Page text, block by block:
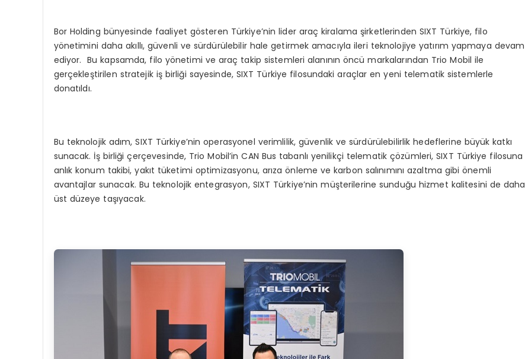
Bor Holding bünyesinde faaliyet gösteren Türkiye’nin lider araç kiralama şirketlerinden SIXT Türkiye, filo
yönetimini daha akıllı, güvenli ve sürdürülebilir hale getirmek amacıyla ileri teknolojiye yatırım yapmaya devam
ediyor. Bu kapsamda, filo yönetimi ve araç takip sistemleri alanının öncü markalarından Trio Mobil ile
gerçekleştirilen stratejik iş birliği sayesinde, SIXT Türkiye filosundaki araçlar en yeni telematik sistemlerle
donatıldı.
Bu teknolojik adım, SIXT Türkiye’nin operasyonel verimlilik, güvenlik ve sürdürülebilirlik hedeflerine büyük katkı
sunacak. İş birliği çerçevesinde, Trio Mobil’in CAN Bus tabanlı yenilikçi telematik çözümleri, SIXT Türkiye filosuna
anlık konum takibi, yakıt tüketimi optimizasyonu, arıza önleme ve karbon salınımını azaltma gibi önemli
avantajlar sunacak. Bu teknolojik entegrasyon, SIXT Türkiye’nin müşterilerine sunduğu hizmet kalitesini de daha
üst düzeye taşıyacak.